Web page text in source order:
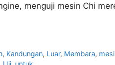
menguji mesin Chi
, Kandungan, Luar, Membara,